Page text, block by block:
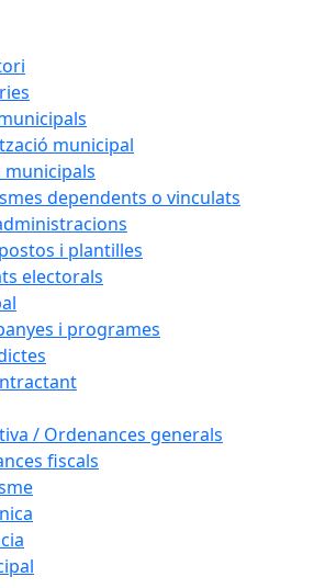
municipal
municipals
dependents o vinculats
i plantilles
electorals
i programes
/ Ordenances generals
fiscals